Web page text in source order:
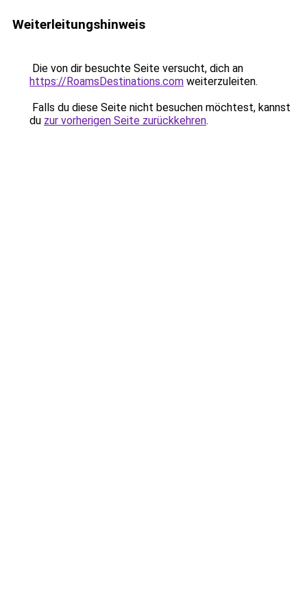
Weiterleitungshinweis
Die von dir besuchte Seite versucht, dich an
https://RoamsDestinations.com weiterzuleiten.
Falls du diese Seite nicht besuchen möchtest, kannst
du zur vorherigen Seite zurückkehren.